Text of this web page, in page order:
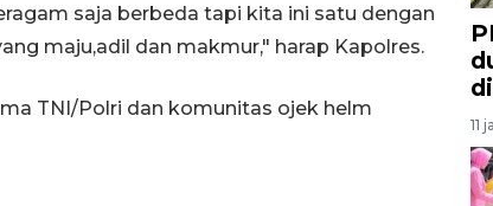
saja berbeda tapi kita ini satu dengan
maju,adil dan makmur," harap Kapolres.
TNI/Polri dan komunitas ojek helm
11